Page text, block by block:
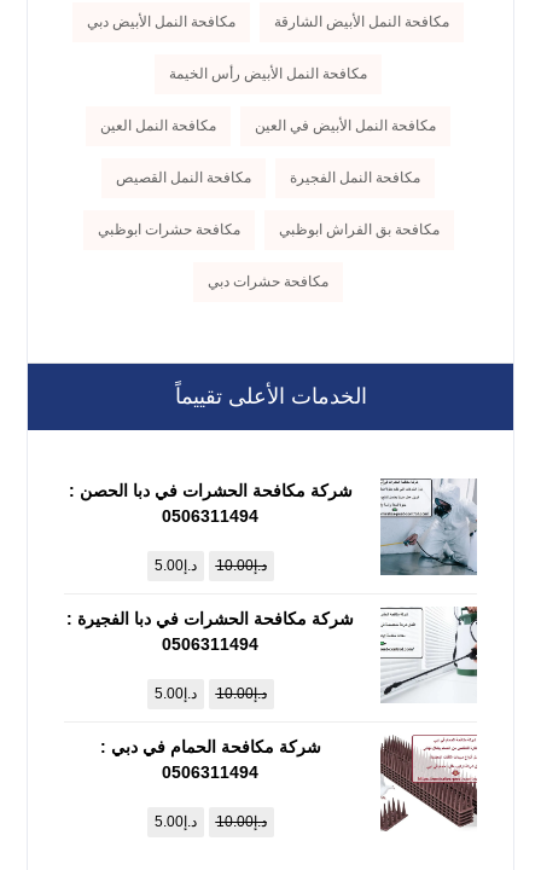
مكافحة النمل الأبيض الشارقة مكافحة النمل الأبيض دبي
مكافحة النمل الأبيض رأس الخيمة
مكافحة النمل الأبيض في العين مكافحة النمل العين
مكافحة النمل الفجيرة مكافحة النمل القصيص
مكافحة بق الفراش ابوظبي مكافحة حشرات ابوظبي
مكافحة حشرات دبي
الخدمات الأعلى تقييماً
شركة مكافحة الحشرات في دبا الحصن :
0506311494
د.إ10.00 د.إ5.00
شركة مكافحة الحشرات في دبا الفجيرة :
0506311494
د.إ10.00 د.إ5.00
شركة مكافحة الحمام في دبي :
0506311494
د.إ10.00 د.إ5.00